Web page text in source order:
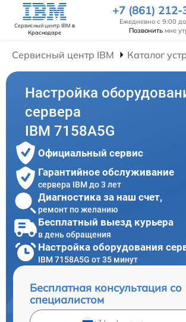
Сервисный центр IBM в
Краснодаре
+7 (861)
Ежедневно с 9:00
Позвонить мне
Сервисный центр IBM Каталог
Настройка
сервера
IBM 7158A5G
Официальный сервис
Гарантийное обслуживание
сервера IBM до 3 лет
Диагностика за наш счет,
ремонт по желанию
Бесплатный выезд курьера
в день обращения
Настройка оборудования
IBM 7158A5G от 35 минут
Бесплатная консультация со
специалистом